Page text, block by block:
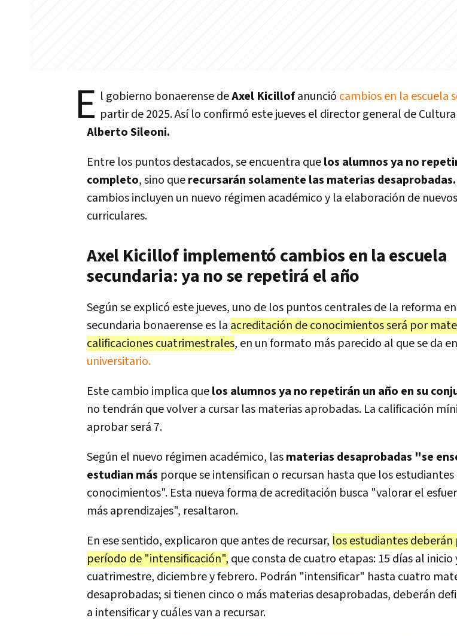
E l gobierno bonaerense deAxel Kicillofanunció cambios en la escuela
partir de 2025. Así lo confirmó este jueves el director general de
Alberto Sileoni.
Entre los puntos destacados, se encuentra quelos alumnos ya no
completo, sino querecursarán solamente las materias desaprobadas.
cambios incluyen un nuevo régimen académico y la elaboración de
curriculares.
Axel Kicillof implementó cambios en la escuela
secundaria: ya no se repetirá el año
Según se explicó este jueves, uno de los puntos centrales de la reforma
secundaria bonaerense es la acreditación de conocimientos será por
calificaciones cuatrimestrales, en un formato más parecido al que se da
universitario.
Este cambio implica quelos alumnos ya no repetirán un año en su
no tendrán que volver a cursar las materias aprobadas. La calificación
aprobar será 7.
Según el nuevo régimen académico, lasmaterias desaprobadas "se
estudian más porque se intensifican o recursan hasta que los
conocimientos". Esta nueva forma de acreditación busca "valorar el
más aprendizajes", resaltaron.
En ese sentido, explicaron que antes de recursar, los estudiantes deberán
período de "intensificación", que consta de cuatro etapas: 15 días al inicio
cuatrimestre, diciembre y febrero. Podrán "intensificar" hasta cuatro
desaprobadas; si tienen cinco o más materias desaprobadas, deberán
a intensificar y cuáles van a recursar.